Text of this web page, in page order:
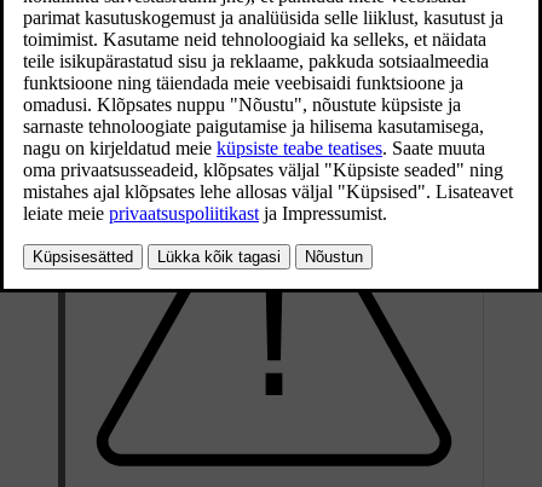
turvapadjad tühjenevad, kui neile survet avaldada ning pakuvad
kontrollitud pehmendust ühe tõsise löögi korral. Turvakardinatesse
jääb õhk kauem, et kaitsta korduvate löökide eest.